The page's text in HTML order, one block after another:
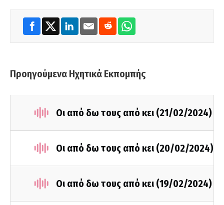
Προηγούμενα Ηχητικά Εκπομπής
Οι από δω τους από κει (21/02/2024)
Οι από δω τους από κει (20/02/2024)
Οι από δω τους από κει (19/02/2024)